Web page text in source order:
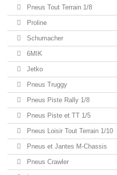
Pneus Tout Terrain 1/8
Proline
Schumacher
6MIK
Jetko
Pneus Truggy
Pneus Piste Rally 1/8
Pneus Piste et TT 1/5
Pneus Loisir Tout Terrain 1/10
Pneus et Jantes M-Chassis
Pneus Crawler